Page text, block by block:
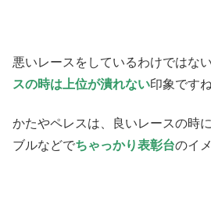
悪いレースをしているわけではない
スの時は上位が潰れない印象ですね
かたやペレスは、良いレースの時
ブルなどでちゃっかり表彰台のイ